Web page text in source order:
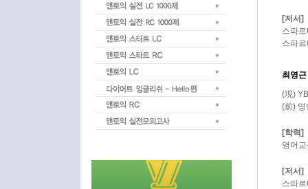
[저서]
스파
스파
최영근
(現)
(前) 영
[학력]
영어
[저서]
스파